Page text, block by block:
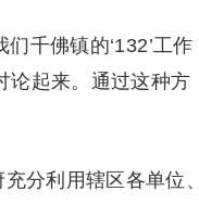
千佛镇的‘132’工作
论起来。通过这种方
分利用辖区各单位、